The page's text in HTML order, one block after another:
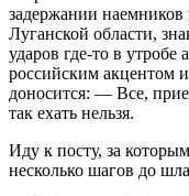
задержании наемников
Луганской области,
ударов где-то в утробе
российским акцентом
доносится: — Все,
так ехать нельзя.
Иду к посту, за
несколько шагов до